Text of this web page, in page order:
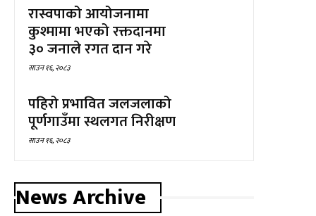
रास्वपाको आयोजनामा
कुश्मामा भएको रक्तदानमा
३० जनाले रगत दान गरे
साउन १६, २०८३
पहिरो प्रभावित जलजलाको
पूर्णगाउँमा स्थलगत निरीक्षण
साउन १६, २०८३
News Archive